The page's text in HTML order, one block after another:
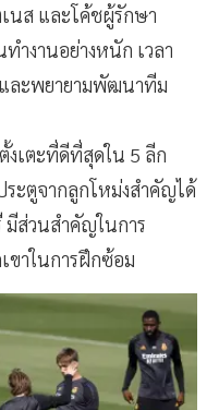
นส และโค้ชผู้รักษา
ำงานอย่างหนัก เวลา
ละพยายามพัฒนาทีม
งเตะที่ดีที่สุดใน 5 ลีก
ะตูจากลูกโหม่งสำคัญได้
มีส่วนสำคัญในการ
าในการฝึกซ้อม